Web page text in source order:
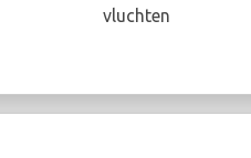
vluchten